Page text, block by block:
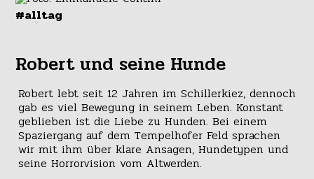
#alltag
Robert und seine Hunde
Robert lebt seit 12 Jahren im Schillerkiez, dennoch
gab es viel Bewegung in seinem Leben. Konstant
geblieben ist die Liebe zu Hunden. Bei einem
Spaziergang auf dem Tempelhofer Feld sprachen
wir mit ihm über klare Ansagen, Hundetypen und
seine Horrorvision vom Altwerden.